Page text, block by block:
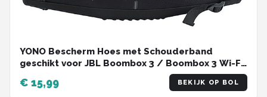
YONO Bescherm Hoes met Schouderband
geschikt voor JBL Boombox 3 / Boombox 3 Wi-Fi
€ 15,99 BEKIJK OP BOL